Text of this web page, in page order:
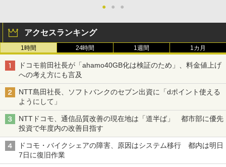
● ● ●
アクセスランキング
1時間 24時間 1週間 1カ月
ドコモ前田社長が「ahamo40GB化は検証のため」、料金値上げ
への考え方にも言及
NTT島田社長、ソフトバンクのセブン出資に「dポイント使える
ようにして」
NTTドコモ、通信品質改善の現在地は「道半ば」 都市部に優先
投資で年度内の改善目指す
ドコモ・バイクシェアの障害、原因はシステム移行 都内は明日
7日に復旧作業